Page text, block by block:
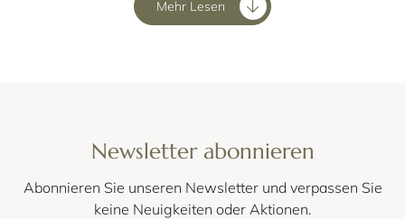
Mehr Lesen
Newsletter abonnieren
Abonnieren Sie unseren Newsletter und verpassen Sie
keine Neuigkeiten oder Aktionen.